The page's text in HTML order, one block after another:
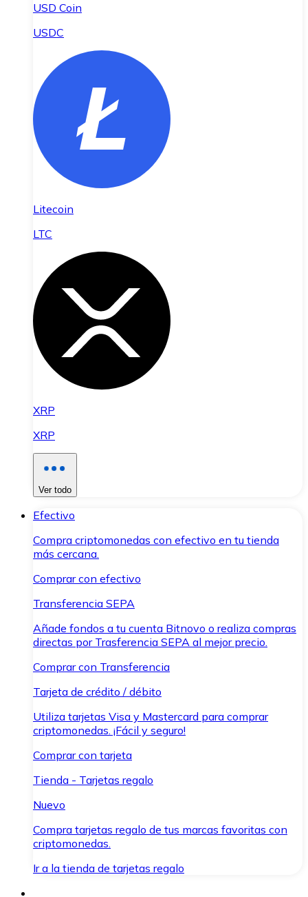
USD Coin
USDC
Litecoin
LTC
XRP
XRP
Ver todo
Efectivo
Compra criptomonedas con efectivo en tu tienda
más cercana.
Comprar con efectivo
Transferencia SEPA
Añade fondos a tu cuenta Bitnovo o realiza compras
directas por Trasferencia SEPA al mejor precio.
Comprar con Transferencia
Tarjeta de crédito / débito
Utiliza tarjetas Visa y Mastercard para comprar
criptomonedas. ¡Fácil y seguro!
Comprar con tarjeta
Tienda - Tarjetas regalo
Nuevo
Compra tarjetas regalo de tus marcas favoritas con
criptomonedas.
Ir a la tienda de tarjetas regalo